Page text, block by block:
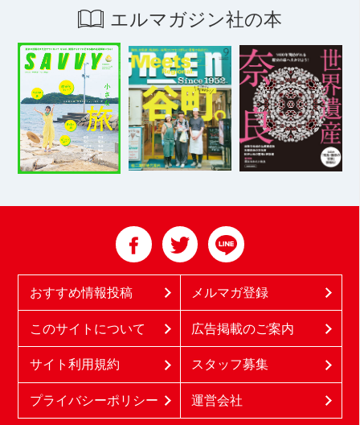
エルマガジン社の本
おすすめ情報投稿 メルマガ登録
このサイトについて 広告掲載のご案内
サイト利用規約 スタッフ募集
プライバシーポリシー 運営会社